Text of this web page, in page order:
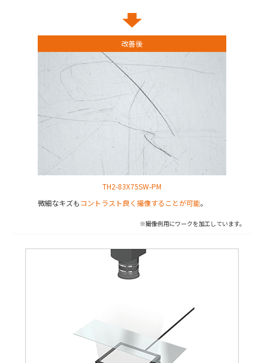
改善後
TH2-83X75SW-PM
微細なキズもコントラスト良く撮像することが可能。
※撮像例用にワークを加工しています。